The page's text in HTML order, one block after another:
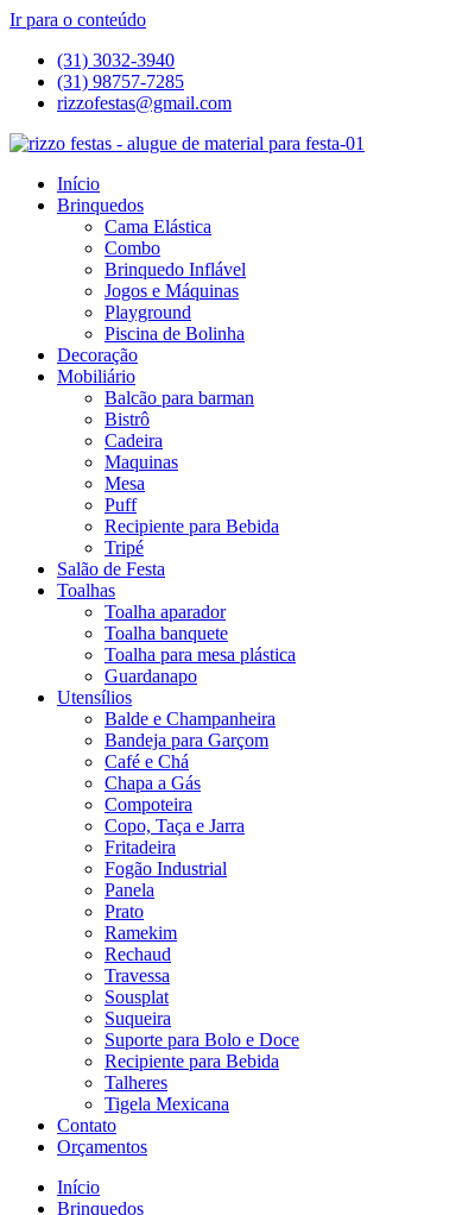
Ir para o conteúdo
(31) 3032-3940
(31) 98757-7285
rizzofestas@gmail.com
Início
Brinquedos
Cama Elástica
Combo
Brinquedo Inflável
Jogos e Máquinas
Playground
Piscina de Bolinha
Decoração
Mobiliário
Balcão para barman
Bistrô
Cadeira
Maquinas
Mesa
Puff
Recipiente para Bebida
Tripé
Salão de Festa
Toalhas
Toalha aparador
Toalha banquete
Toalha para mesa plástica
Guardanapo
Utensílios
Balde e Champanheira
Bandeja para Garçom
Café e Chá
Chapa a Gás
Compoteira
Copo, Taça e Jarra
Fritadeira
Fogão Industrial
Panela
Prato
Ramekim
Rechaud
Travessa
Sousplat
Suqueira
Suporte para Bolo e Doce
Recipiente para Bebida
Talheres
Tigela Mexicana
Contato
Orçamentos
Início
Brinquedos